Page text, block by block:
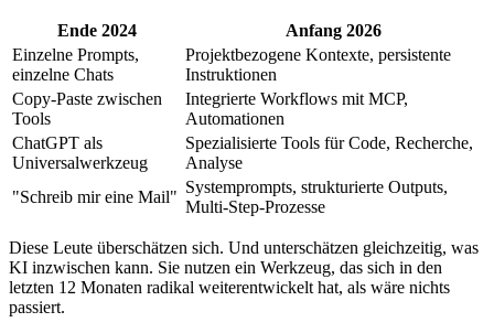
Ende 2024
Anfang 2026
Einzelne Prompts,
einzelne Chats
Projektbezogene Kontexte, persistente
Instruktionen
Copy-Paste zwischen
Tools
Integrierte Workflows mit MCP,
Automationen
ChatGPT als
Universalwerkzeug
Spezialisierte Tools für Code, Recherche,
Analyse
"Schreib mir eine Mail"
Systemprompts, strukturierte Outputs,
Multi-Step-Prozesse
Diese Leute überschätzen sich. Und unterschätzen gleichzeitig, was
KI inzwischen kann. Sie nutzen ein Werkzeug, das sich in den
letzten 12 Monaten radikal weiterentwickelt hat, als wäre nichts
passiert.